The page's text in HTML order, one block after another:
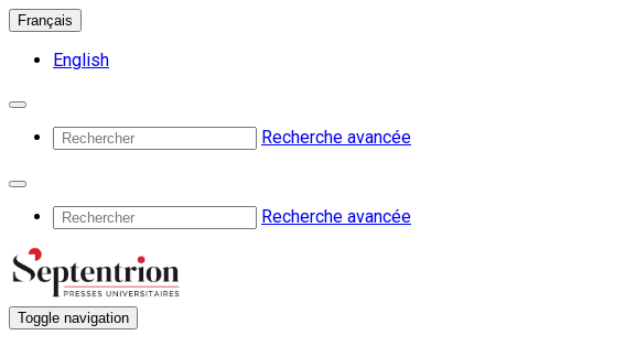
Français
English
Recherche avancée
Recherche avancée
Toggle navigation